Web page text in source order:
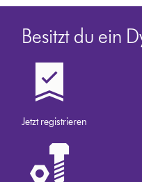
Besitzt du ein
Jetzt registrieren